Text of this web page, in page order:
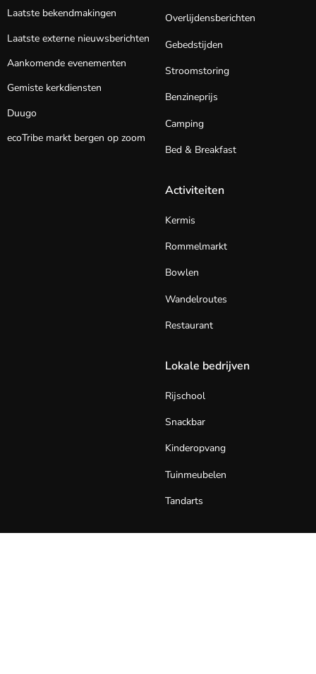
Laatste bekendmakingen
Laatste externe nieuwsberichten
Aankomende evenementen
Gemiste kerkdiensten
Duugo
ecoTribe markt bergen op zoom
Overlijdensberichten
Gebedstijden
Stroomstoring
Benzineprijs
Camping
Bed & Breakfast
Activiteiten
Kermis
Rommelmarkt
Bowlen
Wandelroutes
Restaurant
Lokale bedrijven
Rijschool
Snackbar
Kinderopvang
Tuinmeubelen
Tandarts